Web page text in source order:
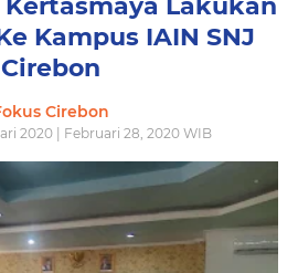
Kertasmaya Lakukan
Kampus IAIN SNJ
Cirebon
Cirebon
2020 | Februari 28, 2020 WIB